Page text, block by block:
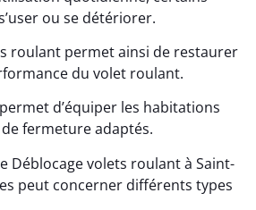
ou se détériorer.
roulant permet ainsi de restaurer
du volet roulant.
d’équiper les habitations
fermeture adaptés.
Déblocage volets roulant à Saint-
peut concerner différents types